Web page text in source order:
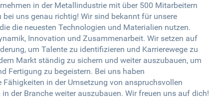
in der Metallindustrie mit über 500 Mitarbeitern
uns genau richtig! Wir sind bekannt für unsere
die neuesten Technologien und Materialien nutzen.
Innovation und Zusammenarbeit. Wir setzen auf
um Talente zu identifizieren und Karrierewege zu
Markt ständig zu sichern und weiter auszubauen, um
Fertigung zu begeistern. Bei uns haben
in der Umsetzung von anspruchsvollen
der Branche weiter auszubauen. Wir freuen uns auf dich!